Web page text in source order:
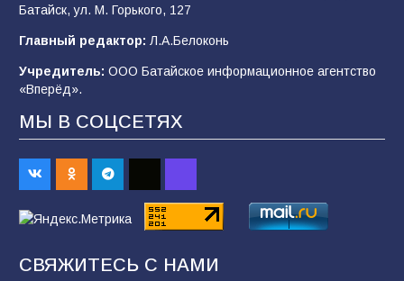
«Пургу нести — не поля переходить»: почему
заявления о мобилизации — это
пропагандистский вброс
соревнований
Батайск, ул. М. Горького, 127
Главный редактор: Л.А.Белоконь
Учредитель: ООО Батайское информационное агентство
«Вперёд».
МЫ В СОЦСЕТЯХ
СВЯЖИТЕСЬ С НАМИ